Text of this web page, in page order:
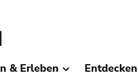
& Erleben Entdecken